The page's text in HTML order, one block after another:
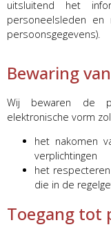
uitsluitend het
personeelsleden en
persoonsgegevens).
Bewaring
Wij bewaren de
elektronische vorm
het nakomen
verplichtingen
het
die in de
Toegang tot